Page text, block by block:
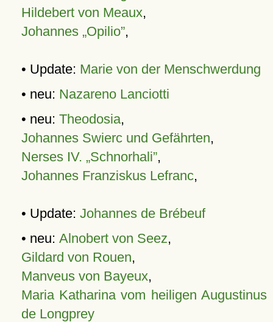
Hildebert von Meaux,
Johannes „Opilio”,
• Update: Marie von der Menschwerdung
• neu: Nazareno Lanciotti
• neu: Theodosia,
Johannes Swierc und Gefährten,
Nerses IV. „Schnorhali”,
Johannes Franziskus Lefranc,
• Update: Johannes de Brébeuf
• neu: Alnobert von Seez,
Gildard von Rouen,
Manveus von Bayeux,
Maria Katharina vom heiligen Augustinus
de Longprey